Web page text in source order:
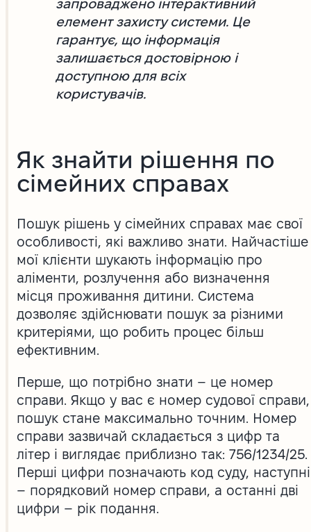
запроваджено інтерактивний
елемент захисту системи. Це
гарантує, що інформація
залишається достовірною і
доступною для всіх
користувачів.
Як знайти рішення по
сімейних справах
Пошук рішень у сімейних справах має свої
особливості, які важливо знати. Найчастіше
мої клієнти шукають інформацію про
аліменти, розлучення або визначення
місця проживання дитини. Система
дозволяє здійснювати пошук за різними
критеріями, що робить процес більш
ефективним.
Перше, що потрібно знати – це номер
справи. Якщо у вас є номер судової справи,
пошук стане максимально точним. Номер
справи зазвичай складається з цифр та
літер і виглядає приблизно так: 756/1234/25.
Перші цифри позначають код суду, наступні
– порядковий номер справи, а останні дві
цифри – рік подання.